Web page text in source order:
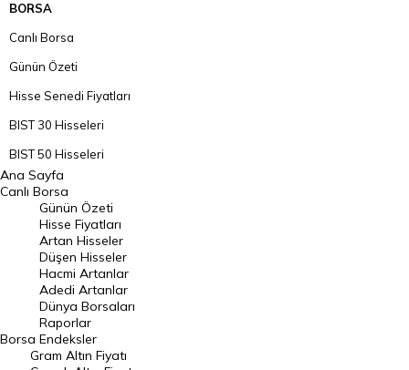
BORSA
Canlı Borsa
Günün Özeti
Hisse Senedi Fiyatları
BIST 30 Hisseleri
BIST 50 Hisseleri
BIST 100 Hisseleri
En Çok Artan Hisseler
En Çok Düşen Hisseler
Hacmi Artanlar
Geçmiş Kapanışlar
Dünya Borsaları
Raporlar
Ana Sayfa
Canlı Borsa
Borsa
Günün Özeti
Hisse Fiyatları
Artan Hisseler
Düşen Hisseler
Hacmi Artanlar
Adedi Artanlar
Dünya Borsaları
Raporlar
Endeksler
Gram Altın Fiyatı